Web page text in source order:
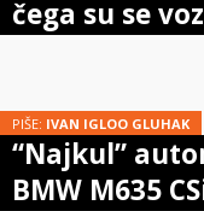
čega su se
PIŠE: IVAN IGLOO GLUHAK
“Najkul”
BMW M635